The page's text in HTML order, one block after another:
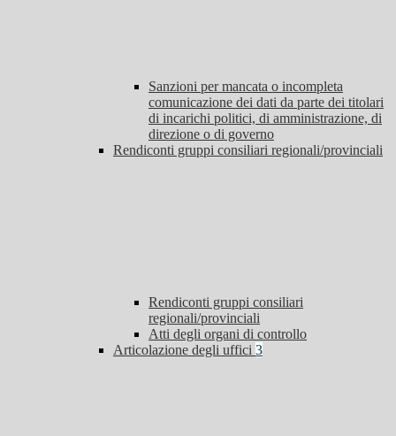
Sanzioni per mancata o incompleta
comunicazione dei dati da parte dei titolari
di incarichi politici, di amministrazione, di
direzione o di governo
Rendiconti gruppi consiliari regionali/provinciali
Rendiconti gruppi consiliari
regionali/provinciali
Atti degli organi di controllo
Articolazione degli uffici 3